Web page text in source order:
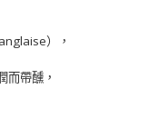
），
而帶醺，